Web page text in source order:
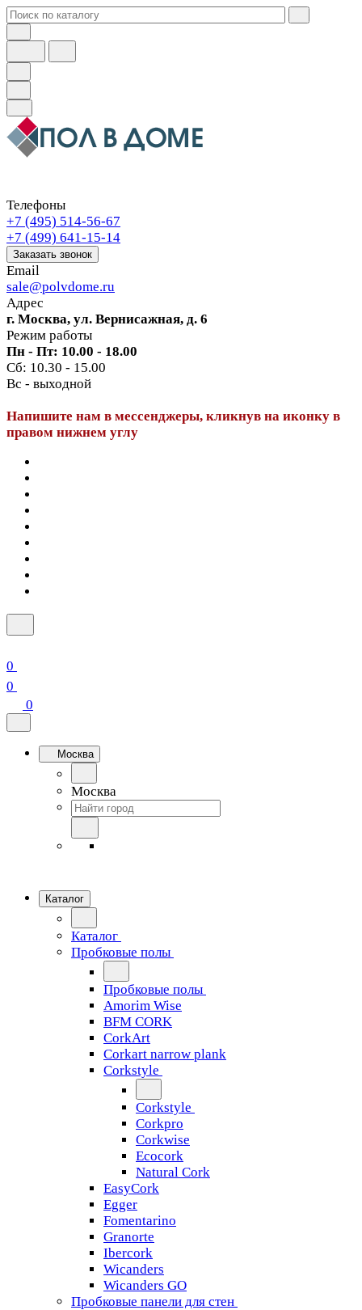
Телефоны
+7 (495) 514-56-67
+7 (499) 641-15-14
Заказать звонок
Email
sale@polvdome.ru
Адрес
г. Москва, ул. Вернисажная, д. 6
Режим работы
Пн - Пт: 10.00 - 18.00
Сб: 10.30 - 15.00
Вс - выходной
Напишите нам в мессенджеры, кликнув на иконку в
правом нижнем углу
0
0
0
Москва
Москва
Каталог
Каталог
Пробковые полы
Пробковые полы
Amorim Wise
BFM CORK
CorkArt
Corkart narrow plank
Corkstyle
Corkstyle
Corkpro
Corkwise
Ecocork
Natural Cork
EasyCork
Egger
Fomentarino
Granorte
Ibercork
Wicanders
Wicanders GO
Пробковые панели для стен